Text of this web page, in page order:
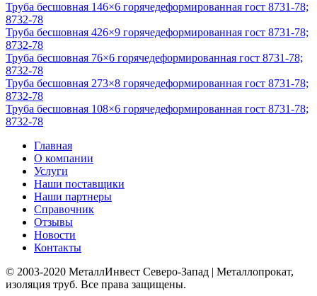
Труба бесшовная 146×6 горячедеформированная гост 8731-78;
8732-78
Труба бесшовная 426×9 горячедеформированная гост 8731-78;
8732-78
Труба бесшовная 76×6 горячедеформированная гост 8731-78;
8732-78
Труба бесшовная 273×8 горячедеформированная гост 8731-78;
8732-78
Труба бесшовная 108×6 горячедеформированная гост 8731-78;
8732-78
Главная
О компании
Услуги
Наши поставщики
Наши партнеры
Справочник
Отзывы
Новости
Контакты
© 2003-2020 МеталлИнвест Северо-Запад | Металлопрокат,
изоляция труб. Все права защищены.